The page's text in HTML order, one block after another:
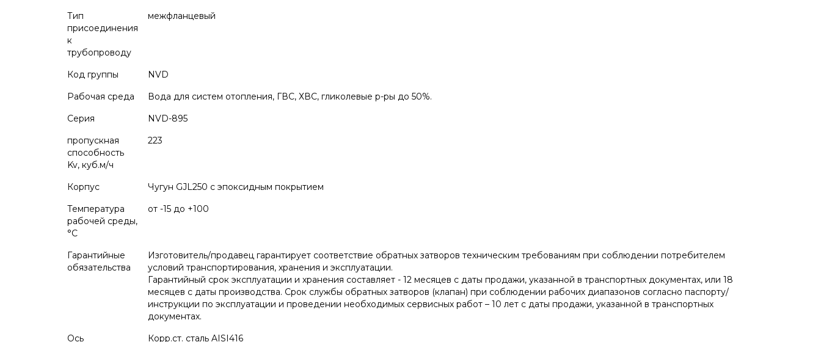
Тип
присоединения
к
трубопроводу
межфланцевый
Код группы
NVD
Рабочая среда
Вода для систем отопления, ГВС, ХВС, гликолевые р-ры до 50%.
Серия
NVD-895
пропускная
способность
Kv, куб.м/ч
223
Корпус
Чугун GJL250 с эпоксидным покрытием
Температура
рабочей среды,
°С
от -15 до +100
Гарантийные
обязательства
Изготовитель/продавец гарантирует соответствие обратных затворов техническим требованиям при соблюдении потребителем
условий транспортирования, хранения и эксплуатации.
Гарантийный срок эксплуатации и хранения составляет - 12 месяцев с даты продажи, указанной в транспортных документах, или 18
месяцев с даты производства. Срок службы обратных затворов (клапан) при соблюдении рабочих диапазонов согласно паспорту/
инструкции по эксплуатации и проведении необходимых сервисных работ – 10 лет с даты продажи, указанной в транспортных
документах.
Ось
Корр.ст. сталь AISI416